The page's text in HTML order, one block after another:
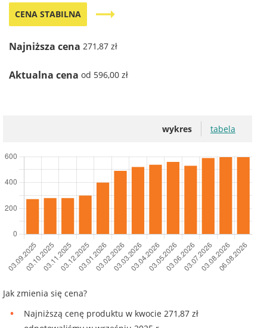
CENA STABILNA trending_flat
Najniższa cena 271,87 zł
Aktualna cena od 596,00 zł
wykres tabela
Jak zmienia się cena?
Najniższą cenę produktu w kwocie 271,87 zł